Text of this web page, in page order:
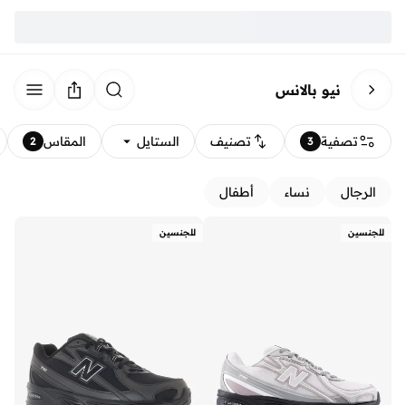
نيو بالانس
تصفية 3 تصنيف الستايل المقاس 2
الرجال نساء أطفال
للجنسين للجنسين